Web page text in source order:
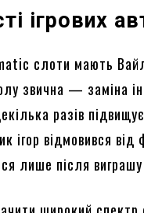
ігрових
слоти мають
звична — заміна
разів
ігор відмовився
лише після